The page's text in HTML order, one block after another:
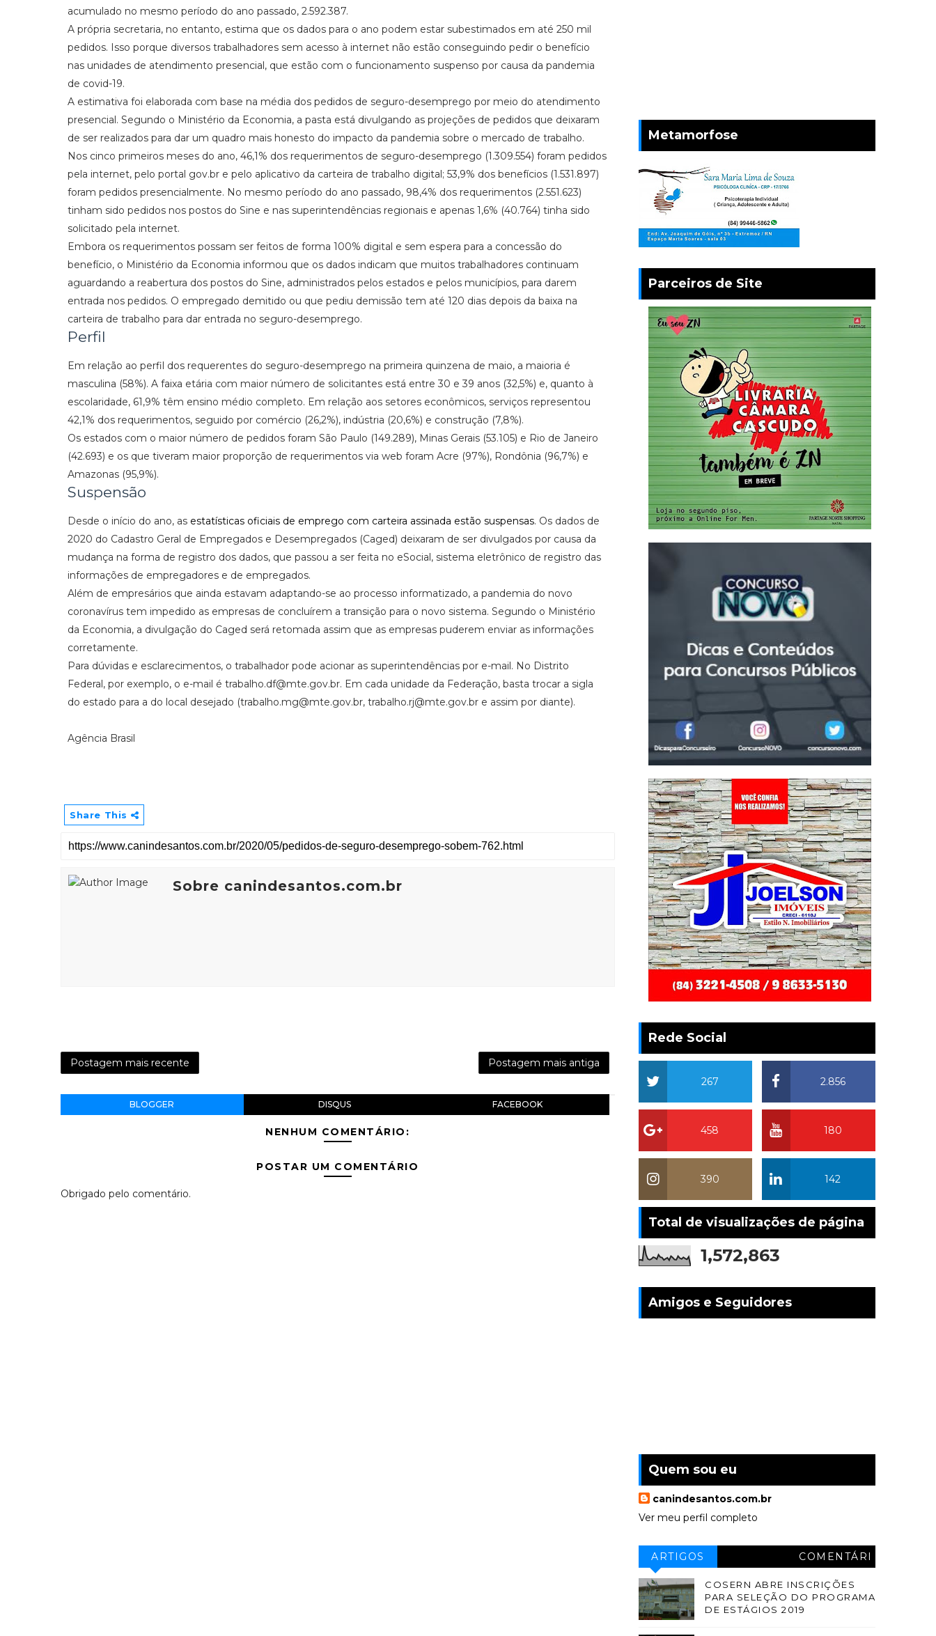
acumulado no mesmo período do ano passado, 2.592.387.
A própria secretaria, no entanto, estima que os dados para o ano podem estar subestimados em até 250 mil
pedidos. Isso porque diversos trabalhadores sem acesso à internet não estão conseguindo pedir o benefício
nas unidades de atendimento presencial, que estão com o funcionamento suspenso por causa da pandemia
de covid-19.
A estimativa foi elaborada com base na média dos pedidos de seguro-desemprego por meio do atendimento
presencial. Segundo o Ministério da Economia, a pasta está divulgando as projeções de pedidos que deixaram
de ser realizados para dar um quadro mais honesto do impacto da pandemia sobre o mercado de trabalho.
Nos cinco primeiros meses do ano, 46,1% dos requerimentos de seguro-desemprego (1.309.554) foram pedidos
pela internet, pelo portal gov.br e pelo aplicativo da carteira de trabalho digital; 53,9% dos benefícios (1.531.897)
foram pedidos presencialmente. No mesmo período do ano passado, 98,4% dos requerimentos (2.551.623)
tinham sido pedidos nos postos do Sine e nas superintendências regionais e apenas 1,6% (40.764) tinha sido
solicitado pela internet.
Embora os requerimentos possam ser feitos de forma 100% digital e sem espera para a concessão do
benefício, o Ministério da Economia informou que os dados indicam que muitos trabalhadores continuam
aguardando a reabertura dos postos do Sine, administrados pelos estados e pelos municípios, para darem
entrada nos pedidos. O empregado demitido ou que pediu demissão tem até 120 dias depois da baixa na
carteira de trabalho para dar entrada no seguro-desemprego.
Perfil
Em relação ao perfil dos requerentes do seguro-desemprego na primeira quinzena de maio, a maioria é
masculina (58%). A faixa etária com maior número de solicitantes está entre 30 e 39 anos (32,5%) e, quanto à
escolaridade, 61,9% têm ensino médio completo. Em relação aos setores econômicos, serviços representou
42,1% dos requerimentos, seguido por comércio (26,2%), indústria (20,6%) e construção (7,8%).
Os estados com o maior número de pedidos foram São Paulo (149.289), Minas Gerais (53.105) e Rio de Janeiro
(42.693) e os que tiveram maior proporção de requerimentos via web foram Acre (97%), Rondônia (96,7%) e
Amazonas (95,9%).
Suspensão
Desde o início do ano, as estatísticas oficiais de emprego com carteira assinada estão suspensas. Os dados de
2020 do Cadastro Geral de Empregados e Desempregados (Caged) deixaram de ser divulgados por causa da
mudança na forma de registro dos dados, que passou a ser feita no eSocial, sistema eletrônico de registro das
informações de empregadores e de empregados.
Além de empresários que ainda estavam adaptando-se ao processo informatizado, a pandemia do novo
coronavírus tem impedido as empresas de concluírem a transição para o novo sistema. Segundo o Ministério
da Economia, a divulgação do Caged será retomada assim que as empresas puderem enviar as informações
corretamente.
Para dúvidas e esclarecimentos, o trabalhador pode acionar as superintendências por e-mail. No Distrito
Federal, por exemplo, o e-mail é trabalho.df@mte.gov.br. Em cada unidade da Federação, basta trocar a sigla
do estado para a do local desejado (trabalho.mg@mte.gov.br, trabalho.rj@mte.gov.br e assim por diante).
Agência Brasil
Share This
Sobre canindesantos.com.br
Postagem mais recente Postagem mais antiga
BLOGGER DISQUS FACEBOOK
NENHUM COMENTÁRIO:
POSTAR UM COMENTÁRIO
Obrigado pelo comentário.
Metamorfose
Parceiros de Site
Rede Social
2.856
267
180
458
142
390
Total de visualizações de página
1,572,863
Amigos e Seguidores
Quem sou eu
canindesantos.com.br
Ver meu perfil completo
ARTIGOS
COMENTÁRI
OS
COSERN ABRE INSCRIÇÕES
PARA SELEÇÃO DO PROGRAMA
DE ESTÁGIOS 2019